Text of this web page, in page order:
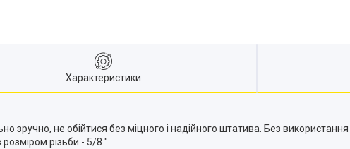
Характеристики
не обійтися без міцного і надійного штатива. Без
різьби - 5/8 ".